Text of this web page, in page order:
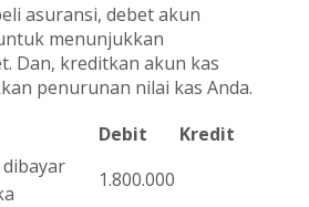
asuransi, debet akun
menunjukkan
Dan, kreditkan akun kas
penurunan nilai kas Anda.
Debit
Kredit
dibayar
1.800.000